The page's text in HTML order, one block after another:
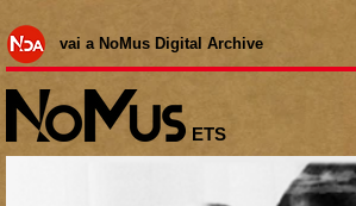
vai a NoMus Digital Archive
ETS